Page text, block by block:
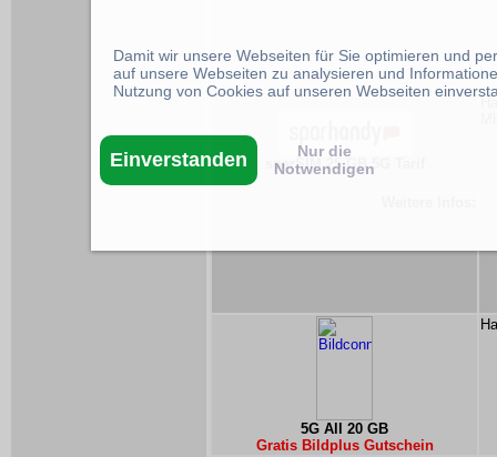
sparSIM 25 GB 5G Tarif
5G All 20 GB
Gratis Bildplus Gutschein
Damit wir unsere Webseiten für Sie optimieren und
auf unsere Webseiten zu analysieren und
Nutzung von Cookies auf unseren Webseiten
Einverstanden
Nur die
Notwendigen